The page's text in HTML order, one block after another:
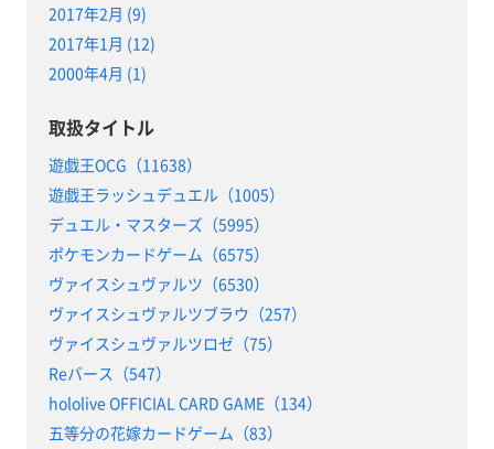
2017年2月 (9)
2017年1月 (12)
2000年4月 (1)
取扱タイトル
遊戯王OCG（11638）
遊戯王ラッシュデュエル（1005）
デュエル・マスターズ（5995）
ポケモンカードゲーム（6575）
ヴァイスシュヴァルツ（6530）
ヴァイスシュヴァルツブラウ（257）
ヴァイスシュヴァルツロゼ（75）
Reバース（547）
hololive OFFICIAL CARD GAME（134）
五等分の花嫁カードゲーム（83）